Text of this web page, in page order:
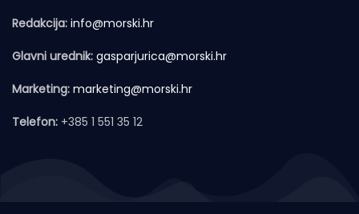
Redakcija: info@morski.hr
Glavni urednik: gasparjurica@morski.hr
Marketing: marketing@morski.hr
Telefon: +385 1 551 35 12